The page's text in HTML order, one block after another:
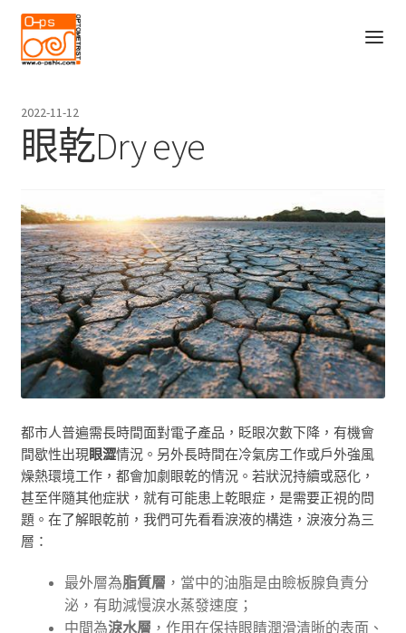
Skip
to
navigation
Skip
to
content
O-PS的故事
服務
menu
Blog
產品
聯絡我們
2022-11-12
眼乾Dry eye
都市人普遍需長時間面對電子產品，眨眼次數下降，有機會
間歇性出現眼澀情況。 另外長時間在冷氣房工作或戶外強風
燥熱環境工作，都會加劇眼乾的情況。 若狀況持續或惡化，
甚至伴隨其他症狀，就有可能患上乾眼症， 是需要正視的問
題。在了解眼乾前， 我們可先看看淚液的構造，淚液分為三
層：
最外層為脂質層 ， 當中的油脂是由瞼板腺負責分
泌，有助減慢淚水蒸發速度；
中間為淚水層 ， 作用在保持眼睛潤滑清晰的表面、